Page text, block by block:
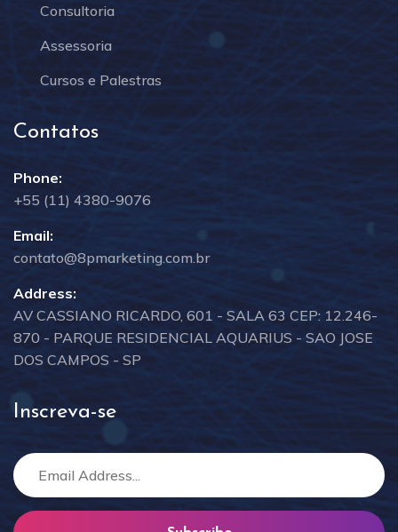
Consultoria
Assessoria
Cursos e Palestras
Contatos
Phone:
+55 (11) 4380-9076
Email:
contato@8pmarketing.com.br
Address:
AV CASSIANO RICARDO, 601 - SALA 63 CEP: 12.246-
870 - PARQUE RESIDENCIAL AQUARIUS - SAO JOSE
DOS CAMPOS - SP
Inscreva-se